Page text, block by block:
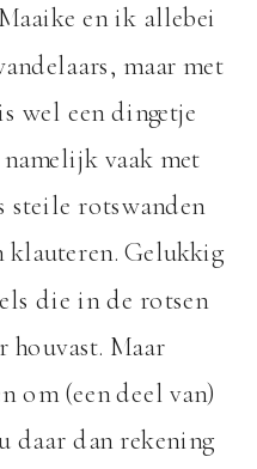
en ik allebei
maar met
wel een dingetje
vaak met
steile rotswanden
klauteren. Gelukkig
die in de rotsen
houvast. Maar
om (een deel van)
daar dan rekening